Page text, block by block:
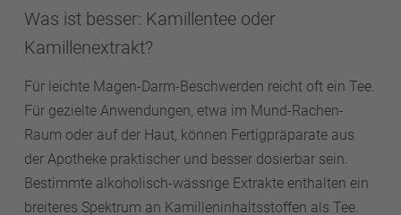
Was ist besser: Kamillentee oder
Kamillenextrakt?
Für leichte Magen-Darm-Beschwerden reicht oft ein Tee.
Für gezielte Anwendungen, etwa im Mund-Rachen-
Raum oder auf der Haut, können Fertigpräparate aus
der Apotheke praktischer und besser dosierbar sein.
Bestimmte alkoholisch-wässrige Extrakte enthalten ein
breiteres Spektrum an Kamilleninhaltsstoffen als Tee.